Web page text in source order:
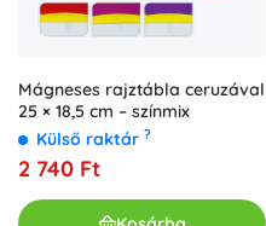
Mágneses rajztábla ceruzával
25 × 18,5 cm – színmix
Külső raktár ?
2 740 Ft